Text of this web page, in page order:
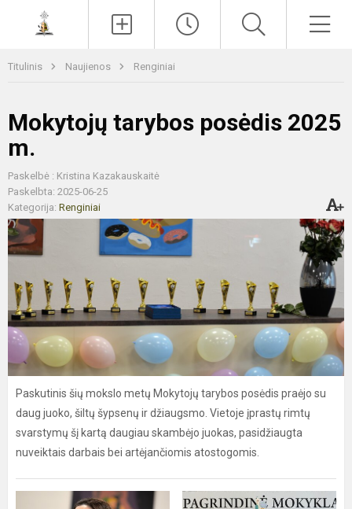
Titulinis Naujienos Renginiai
Mokytojų tarybos posėdis 2025
m.
Paskelbė : Kristina Kazakauskaitė
Paskelbta: 2025-06-25
Kategorija: Renginiai
Paskutinis šių mokslo metų Mokytojų tarybos posėdis praėjo su
daug juoko, šiltų šypsenų ir džiaugsmo. Vietoje įprastų rimtų
svarstymų šį kartą daugiau skambėjo juokas, pasidžiaugta
nuveiktais darbais bei artėjančiomis atostogomis.